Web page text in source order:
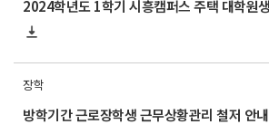
장학
방학기간 근로장학생 근무상황관리 철저 안내